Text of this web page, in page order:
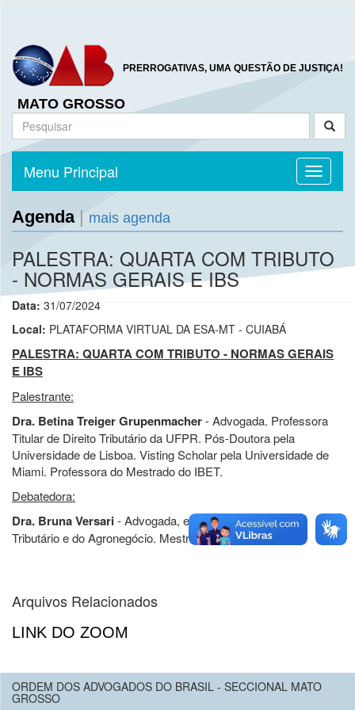
PRERROGATIVAS, UMA QUESTÃO DE JUSTIÇA!
MATO GROSSO
Toggle
Menu Principal
Agenda| mais agenda
PALESTRA: QUARTA COM TRIBUTO
- NORMAS GERAIS E IBS
Data: 31/07/2024
Local: PLATAFORMA VIRTUAL DA ESA-MT - CUIABÁ
PALESTRA: QUARTA COM TRIBUTO - NORMAS GERAIS
E IBS
Palestrante:
Dra. Betina Treiger Grupenmacher- Advogada. Professora
Titular de Direito Tributário da UFPR. Pós-Doutora pela
Universidade de Lisboa. Visting Scholar pela Universidade de
Miami. Professora do Mestrado do IBET.
Debatedora:
Dra. Bruna Versari- Advogada, especialista em Direito
Tributário e do Agronegócio. Mestranda pelo IBET,
Arquivos Relacionados
LINK DO ZOOM
ORDEM DOS ADVOGADOS DO BRASIL - SECCIONAL MATO
GROSSO